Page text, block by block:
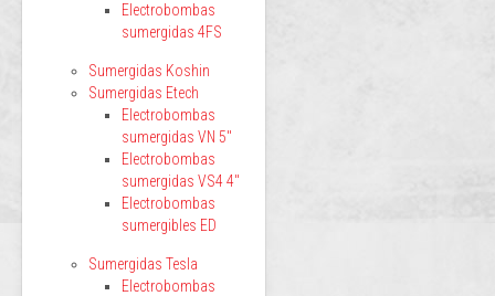
Electrobombas
sumergidas 4FS
Sumergidas Koshin
Sumergidas Etech
Electrobombas
sumergidas VN 5"
Electrobombas
sumergidas VS4 4"
Electrobombas
sumergibles ED
Sumergidas Tesla
Electrobombas